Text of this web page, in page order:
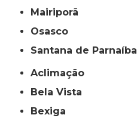
Mairiporã
Osasco
Santana de Parnaíba
Aclimação
Bela Vista
Bexiga